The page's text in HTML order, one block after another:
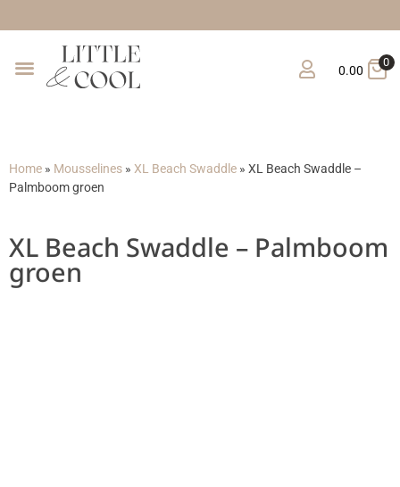
0.00
0
Home » Mousselines » XL Beach Swaddle » XL Beach Swaddle –
Palmboom groen
XL Beach Swaddle – Palmboom
groen